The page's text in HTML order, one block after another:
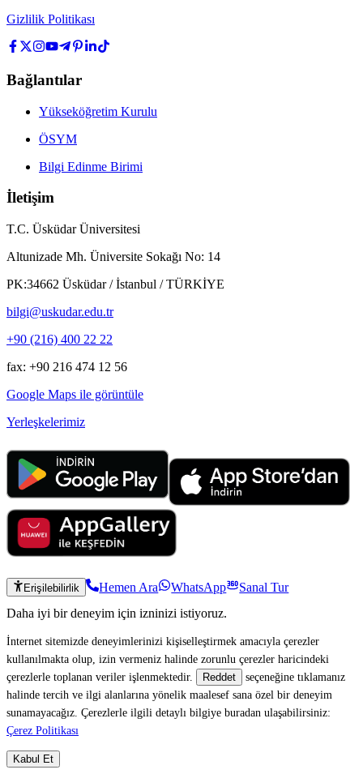
Gizlilik Politikası
Bağlantılar
Yükseköğretim Kurulu
ÖSYM
Bilgi Edinme Birimi
İletişim
T.C. Üsküdar Üniversitesi
Altunizade Mh. Üniversite Sokağı No: 14
PK:34662 Üsküdar / İstanbul / TÜRKİYE
bilgi@uskudar.edu.tr
+90 (216) 400 22 22
fax: +90 216 474 12 56
Google Maps ile görüntüle
Yerleşkelerimiz
Erişilebilirlik Hemen Ara WhatsApp
Sanal Tur
Daha iyi bir deneyim için izninizi istiyoruz.
İnternet sitemizde deneyimlerinizi kişiselleştirmek amacıyla çerezler
kullanılmakta olup, izin vermeniz halinde zorunlu çerezler haricindeki
çerezlerle toplanan veriler işlenmektedir.
Reddet
seçeneğine tıklamanız
halinde tercih ve ilgi alanlarına yönelik maalesef sana özel bir deneyim
sunamayacağız. Çerezlerle ilgili detaylı bilgiye buradan ulaşabilirsiniz:
Çerez Politikası
Kabul Et